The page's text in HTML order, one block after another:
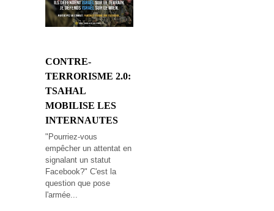
CONTRE-
TERRORISME 2.0:
TSAHAL
MOBILISE LES
INTERNAUTES
"Pourriez-vous
empêcher un attentat en
signalant un statut
Facebook?" C'est la
question que pose
l'armée...